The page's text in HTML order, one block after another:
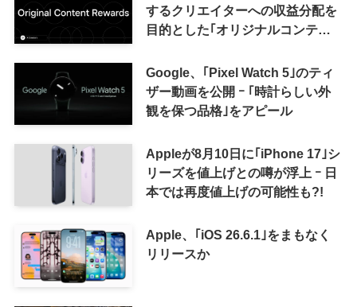
するクリエイターへの収益分配を
目的とした｢オリジナルコンテン
来の｢収益分配｣は廃止
Google、｢Pixel Watch 5｣のティ
ザー動画を公開 ｰ ｢時計らしい外
観を保つ品格｣をアピール
Appleが8月10日に｢iPhone 17｣シ
リーズを値上げとの噂が浮上 ｰ 日
本では再度値上げの可能性も?!
Apple、｢iOS 26.6.1｣をまもなく
リリースか